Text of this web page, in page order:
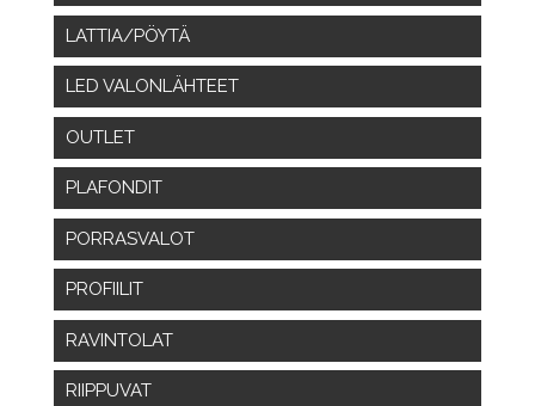
LATTIA/PÖYTÄ
LED VALONLÄHTEET
OUTLET
PLAFONDIT
PORRASVALOT
PROFIILIT
RAVINTOLAT
RIIPPUVAT